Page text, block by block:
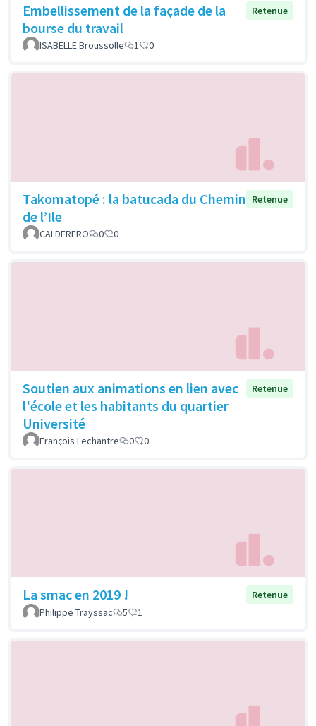
Embellissement de la façade de la
bourse du travail
Retenue
ISABELLE Broussolle 1 0
Takomatopé : la batucada du Chemin
de l’Ile
Retenue
CALDERERO 0 0
Soutien aux animations en lien avec
l'école et les habitants du quartier
Université
Retenue
François Lechantre 0 0
La smac en 2019 !
Retenue
Philippe Trayssac
5 1